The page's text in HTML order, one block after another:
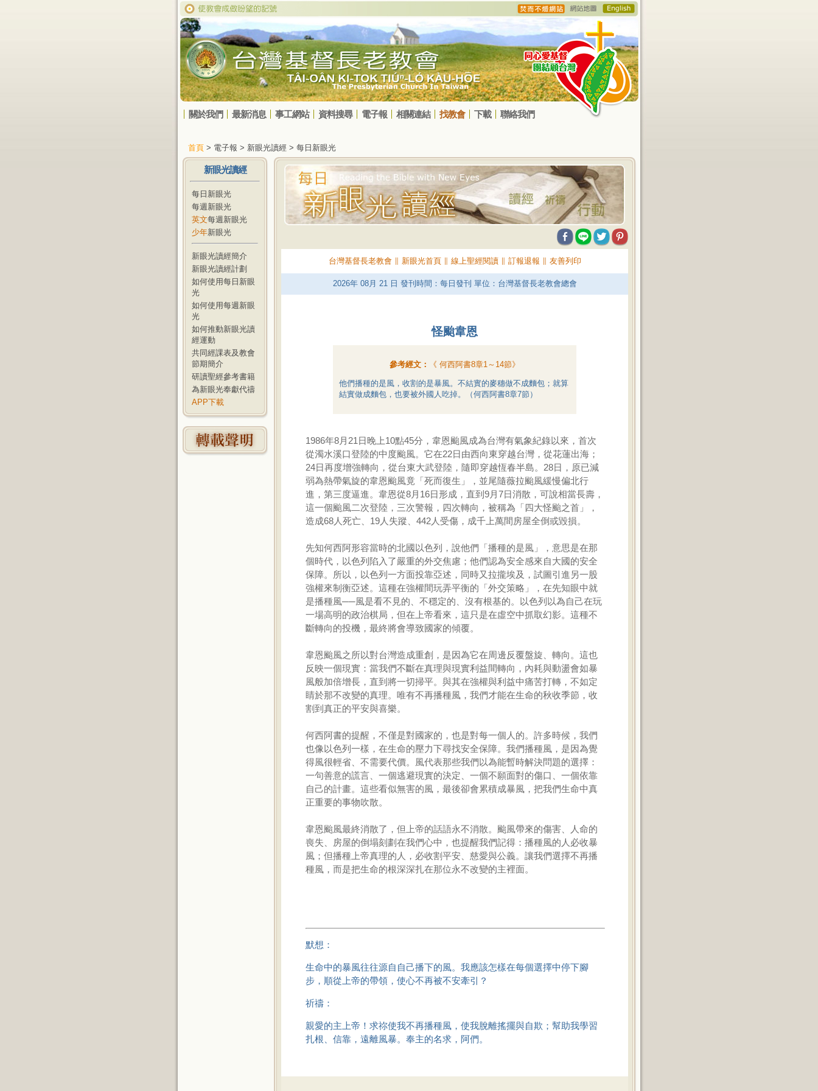
關於我們 最新消息 事工網站 資料搜尋 電子報 相關連結 找教會 下載 聯絡我們
首頁 > 電子報 > 新眼光讀經 > 每日新眼光
新眼光讀經
每日新眼光
每週新眼光
英文每週新眼光
少年新眼光
新眼光讀經簡介
新眼光讀經計劃
如何使用每日新眼
光
如何使用每週新眼
光
如何推動新眼光讀
經運動
共同經課表及教會
節期簡介
研讀聖經參考書籍
為新眼光奉獻代禱
APP下載
台灣基督長老教會∥ 新眼光首頁∥ 線上聖經閱讀∥ 訂報退報 友善列印
2026年 08月 21日 發刊時間：每日發刊 單位：台灣基督長老教會總會
怪颱韋恩
參考經文： 《 何西阿書8章1～14節》
他們播種的是風，收割的是暴風。不結實的麥穗做不成麵包；就算
結實做成麵包，也要被外國人吃掉。（何西阿書8章7節）
1986年8月21日晚上10點45分，韋恩颱風成為台灣有氣象紀錄以來，首次
從濁水溪口登陸的中度颱風。它在22日由西向東穿越台灣，從花蓮出海；
24日再度增強轉向，從台東大武登陸，隨即穿越恆春半島。28日，原已減
弱為熱帶氣旋的韋恩颱風竟「死而復生」，並尾隨薇拉颱風緩慢偏北行
進，第三度逼進。韋恩從8月16日形成，直到9月7日消散，可說相當長壽，
這一個颱風二次登陸，三次警報，四次轉向，被稱為「四大怪颱之首」，
造成68人死亡、19人失蹤、442人受傷，成千上萬間房屋全倒或毀損。
先知何西阿形容當時的北國以色列，說他們「播種的是風」，意思是在那
個時代，以色列陷入了嚴重的外交焦慮；他們認為安全感來自大國的安全
保障。所以，以色列一方面投靠亞述，同時又拉攏埃及，試圖引進另一股
強權來制衡亞述。這種在強權間玩弄平衡的「外交策略」，在先知眼中就
是播種風──風是看不見的、不穩定的、沒有根基的。以色列以為自己在玩
一場高明的政治棋局，但在上帝看來，這只是在虛空中抓取幻影。這種不
斷轉向的投機，最終將會導致國家的傾覆。
韋恩颱風之所以對台灣造成重創，是因為它在周邊反覆盤旋、轉向。這也
反映一個現實：當我們不斷在真理與現實利益間轉向，內耗與動盪會如暴
風般加倍增長，直到將一切掃平。與其在強權與利益中痛苦打轉，不如定
睛於那不改變的真理。唯有不再播種風，我們才能在生命的秋收季節，收
割到真正的平安與喜樂。
何西阿書的提醒，不僅是對國家的，也是對每一個人的。許多時候，我們
也像以色列一樣，在生命的壓力下尋找安全保障。我們播種風，是因為覺
得風很輕省、不需要代價。風代表那些我們以為能暫時解決問題的選擇：
一句善意的謊言、一個逃避現實的決定、一個不願面對的傷口、一個依靠
自己的計畫。這些看似無害的風，最後卻會累積成暴風，把我們生命中真
正重要的事物吹散。
韋恩颱風最終消散了，但上帝的話語永不消散。颱風帶來的傷害、人命的
喪失、房屋的倒塌刻劃在我們心中，也提醒我們記得：播種風的人必收暴
風；但播種上帝真理的人，必收割平安、慈愛與公義。讓我們選擇不再播
種風，而是把生命的根深深扎在那位永不改變的主裡面。
默想：
生命中的暴風往往源自自己播下的風。我應該怎樣在每個選擇中停下腳
步，順從上帝的帶領，使心不再被不安牽引？
祈禱：
親愛的主上帝！求祢使我不再播種風，使我脫離搖擺與自欺；幫助我學習
扎根、信靠，遠離風暴。奉主的名求，阿們。